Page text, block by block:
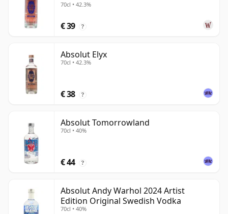
70cl • 42.3%
€ 39 ?
Absolut Elyx
70cl • 42.3%
€ 38 ?
Absolut Tomorrowland
70cl • 40%
€ 44 ?
Absolut Andy Warhol 2024 Artist
Edition Original Swedish Vodka
70cl • 40%